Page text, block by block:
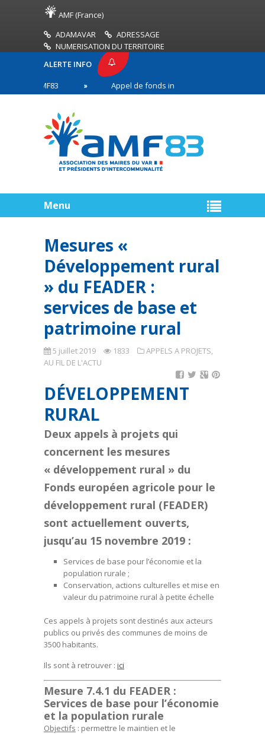
AMF (France)
ADAMAVAR
ADRESSAGE
NUMERISATION DU TERRITOIRE
ALERTE INFO
Appel de fonds incendies de forêt
première ligne
Menu
Mesures «
Développement rural
» du FEADER :
services de base et
patrimoine rural
5 juillet 2019 1833 APPELS A PROJETS,
AU FIL DE L'ACTU
DÉVELOPPEMENT
RURAL
Deux appels à projets qui
concernent les mesures
« développement rural » du
Fonds européen agricole pour le
développement rural (FEADER)
sont actuellement ouverts,
jusqu’au 15 novembre 2019 :
Services de base pour l’économie et la
population rurale ;
Conservation, actions culturelles et mise en
valeur du patrimoine rural à petite échelle
Ces appels à projets sont destinés aux acteurs
publics ou privés des communes de moins de
3500 habitants.
Ils sont à retrouver : ici
Mesure 7.4.1 du FEADER :
Services de base pour l’économie
et la population rurale
Objectifs : permettre le maintien et le